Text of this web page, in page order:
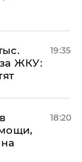
ЖКУ:
19:35
18:20